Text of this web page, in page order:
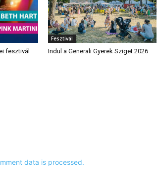
fesztivál
Fesztivál
Indul a Generali Gyerek Sziget 2026
data is processed.